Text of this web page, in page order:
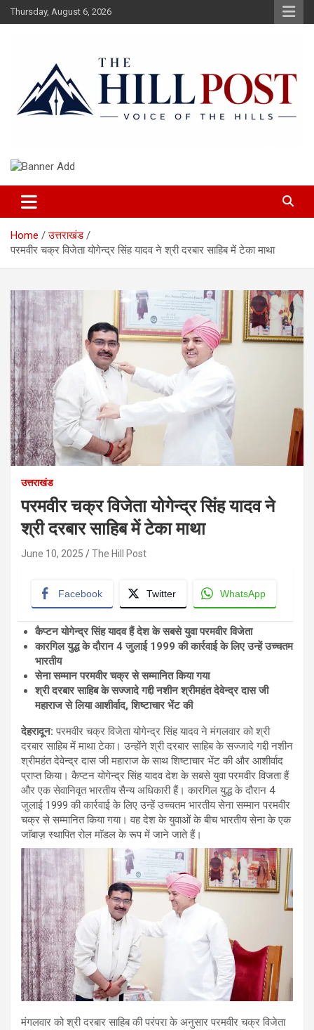
Skip
to
Thursday, August 6, 2026
The Hillpost
Home
उत्तराखंड
परमवीर चक्र विजेता योगेन्द्र सिंह यादव ने श्री दरबार साहिब में टेका माथा
उत्तराखंड
परमवीर चक्र विजेता योगेन्द्र सिंह यादव ने
श्री दरबार साहिब में टेका माथा
June 10, 2025 The Hill Post
Facebook Twitter WhatsApp
कैप्टन योगेन्द्र सिंह यादव हैं देश के सबसे युवा परमवीर विजेता
कारगिल युद्ध के दौरान 4 जुलाई 1999 की कार्रवाई के लिए उन्हें उच्चतम
भारतीय
सेना सम्मान परमवीर चक्र से सम्मानित किया गया
श्री दरबार साहिब के सज्जादे गद्दी नशीन श्रीमहंत देवेन्द्र दास जी
महाराज से लिया आशीर्वाद, शिष्टाचार भेंट की
देहरादून: परमवीर चक्र विजेता योगेन्द्र सिंह यादव ने मंगलवार को श्री
दरबार साहिब में माथा टेका। उन्होंने श्री दरबार साहिब के सज्जादे गद्दी नशीन
श्रीमहंत देवेन्द्र दास जी महाराज के साथ शिष्टाचार भेंट की और आशीर्वाद
प्राप्त किया। कैप्टन योगेन्द्र सिंह यादव देश के सबसे युवा परमवीर विजता हैं
और एक सेवानिवृत भारतीय सैन्य अधिकारी हैं। कारगिल युद्ध के दौरान 4
जुलाई 1999 की कार्रवाई के लिए उन्हें उच्चतम भारतीय सेना सम्मान परमवीर
चक्र से सम्मानित किया गया। वह देश के युवाओं के बीच भारतीय सेना के एक
जाॅबाज़ स्थापित रोल माॅडल के रूप में जाने जाते हैं।
मंगलवार को श्री दरबार साहिब की परंपरा के अनुसार परमवीर चक्र विजेता